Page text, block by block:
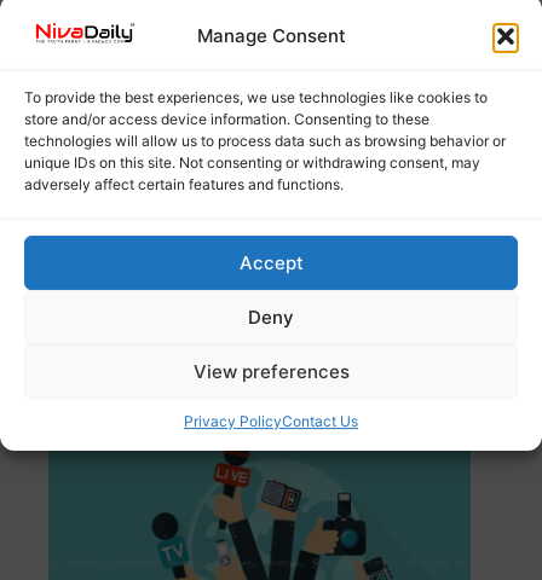
Manage Consent
To provide the best experiences, we use technologies like cookies to
store and/or access device information. Consenting to these
technologies will allow us to process data such as browsing behavior or
unique IDs on this site. Not consenting or withdrawing consent, may
adversely affect certain features and functions.
Accept
Deny
View preferences
Privacy PolicyContact Us
ജാമ്യാപേക്ഷ പരിഗണിക്കാനിരിക്കെ, കേസ് അടച്ചിട്ട
കെൽട്രോണിൽ മാധ്യമ പഠനത്തിന്
അപേക്ഷിക്കാം; അവസാന തീയതി ഡിസംബർ